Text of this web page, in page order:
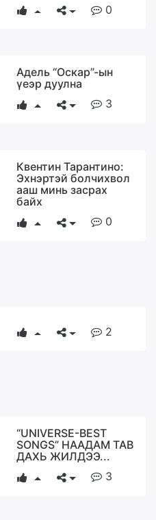
0
Адель “Оскар”-ын
үеэр дуулна
3
Квентин Тарантино:
Эхнэртэй болчихвол
ааш минь засрах
байх
0
2
“UNIVERSE-BEST
SONGS” НААДАМ ТАВ
ДАХЬ ЖИЛДЭЭ...
3